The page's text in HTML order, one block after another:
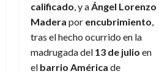
calificado, y aÁngel Lorenzo
Madera por encubrimiento,
tras el hecho ocurrido en la
madrugada del 13 de julio en
el barrio América de